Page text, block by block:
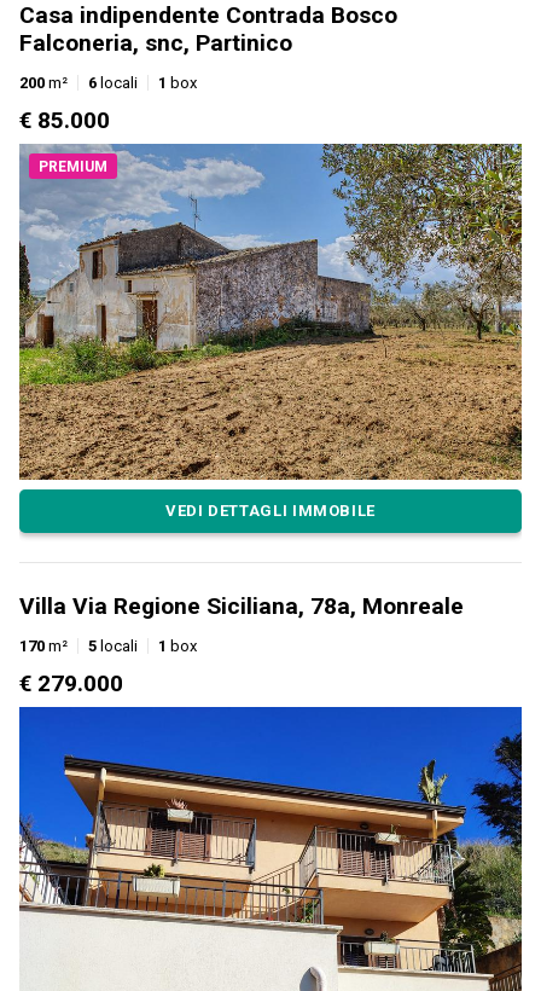
Casa indipendente Contrada Bosco
Falconeria, snc, Partinico
200 m² 6 locali 1 box
€ 85.000
PREMIUM
VEDI DETTAGLI IMMOBILE
Villa Via Regione Siciliana, 78a, Monreale
170 m² 5 locali 1 box
€ 279.000